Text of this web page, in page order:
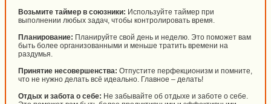
Возьмите таймер в союзники: Используйте таймер при
выполнении любых задач, чтобы контролировать время.
Планирование: Планируйте свой день и неделю. Это поможет вам
быть более организованными и меньше тратить времени на
раздумья.
Принятие несовершенства: Отпустите перфекционизм и помните,
что не нужно делать всё идеально. Главное – делать!
Отдых и забота о себе: Не забывайте об отдыхе и заботе о себе.